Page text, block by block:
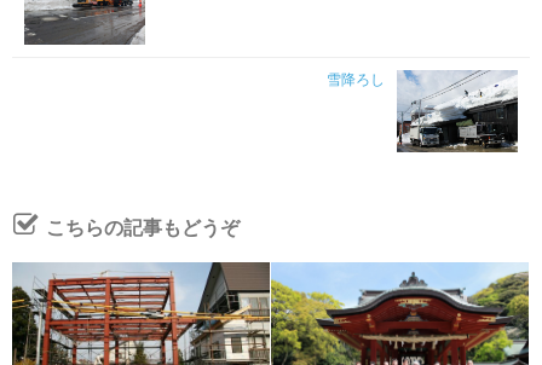
雪降ろし
こちらの記事もどうぞ